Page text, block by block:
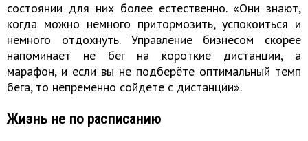
состоянии для них более естественно. «Они знают,
когда можно немного притормозить, успокоиться и
немного отдохнуть. Управление бизнесом скорее
напоминает не бег на короткие дистанции, а
марафон, и если вы не подберёте оптимальный темп
бега, то непременно сойдете с дистанции».
Жизнь не по расписанию